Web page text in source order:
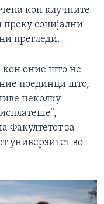
кон клучните
преку социјални
прегледи.
кон оние што не
поединци што,
неколку
Факултетот за
универзитет во